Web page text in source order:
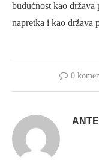
budućnost kao država
napretka i kao država
0